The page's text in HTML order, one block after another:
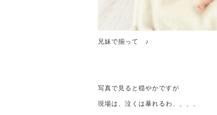
兄妹で揃って ♪
写真で見ると穏やかですが
現場は、泣くは暴れるわ、、、、